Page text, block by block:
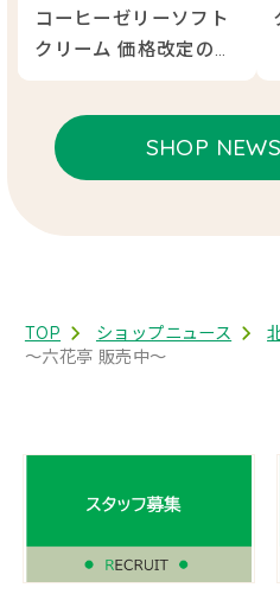
コーヒーゼリーソフト
クリーム 価格改定のお
知らせ
SHOP
TOP ショップニュース
〜六花亭 販売中〜